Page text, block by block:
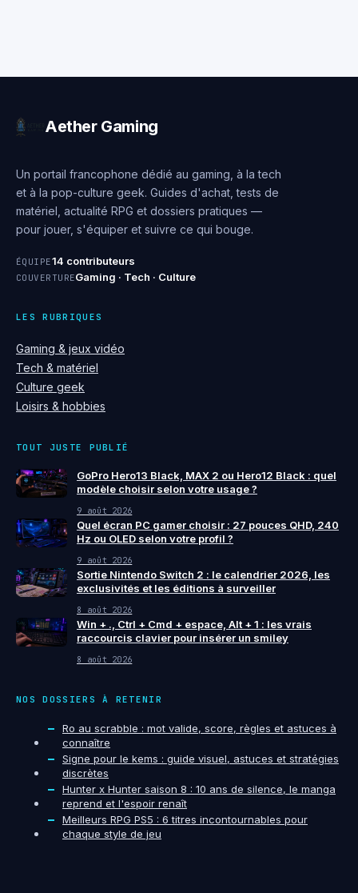
de jeu
Aether Gaming
Un portail francophone dédié au gaming, à la tech
et à la pop-culture geek. Guides d'achat, tests de
matériel, actualité RPG et dossiers pratiques —
pour jouer, s'équiper et suivre ce qui bouge.
ÉQUIPE14 contributeurs
COUVERTUREGaming · Tech · Culture
LES RUBRIQUES
Gaming & jeux vidéo
Tech & matériel
Culture geek
Loisirs & hobbies
TOUT JUSTE PUBLIÉ
GoPro Hero13 Black, MAX 2 ou Hero12 Black : quel
modèle choisir selon votre usage ?
9 août 2026
Quel écran PC gamer choisir : 27 pouces QHD, 240
Hz ou OLED selon votre profil ?
9 août 2026
Sortie Nintendo Switch 2 : le calendrier 2026, les
exclusivités et les éditions à surveiller
8 août 2026
Win + ., Ctrl + Cmd + espace, Alt + 1 : les vrais
raccourcis clavier pour insérer un smiley
8 août 2026
NOS DOSSIERS À RETENIR
Ro au scrabble : mot valide, score, règles et astuces à
connaître
Signe pour le kems : guide visuel, astuces et stratégies
discrètes
Hunter x Hunter saison 8 : 10 ans de silence, le manga
reprend et l'espoir renaît
Meilleurs RPG PS5 : 6 titres incontournables pour
chaque style de jeu